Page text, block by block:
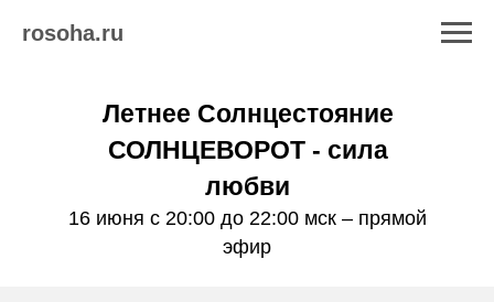
rosoha.ru
Летнее Солнцестояние
СОЛНЦЕВОРОТ - сила
любви
16 июня с 20:00 до 22:00 мск – прямой
эфир